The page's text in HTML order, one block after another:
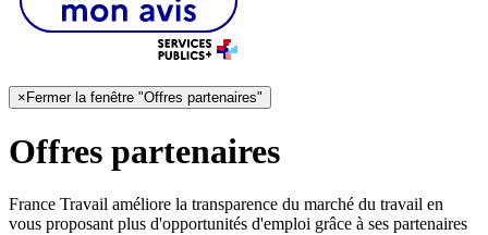
×Fermer la fenêtre "Offres partenaires"
Offres partenaires
France Travail améliore la transparence du marché du travail en
vous proposant plus d'opportunités d'emploi grâce à ses partenaires